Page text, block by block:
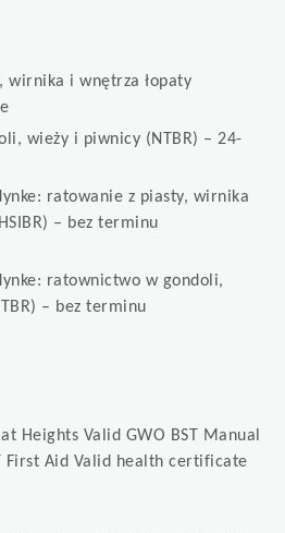
wirnika i wnętrza łopaty
wieży i piwnicy (NTBR) – 24-
ratowanie z piasty, wirnika
– bez terminu
ratownictwo w gondoli,
– bez terminu
Heights Valid GWO BST Manual
First Aid Valid health certificate